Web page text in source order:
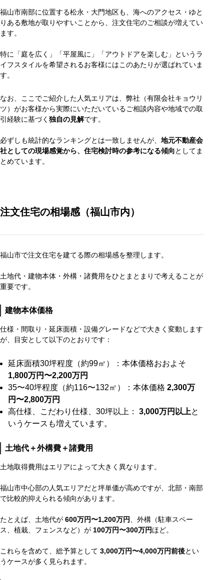
福山市南部に位置する松永・大門地区も、海へのアクセス・ゆと
りある敷地が取りやすいことから、注文住宅のご相談が増えてい
ます。
特に「庭を広く」「平屋風に」「アウトドアを楽しむ」というラ
イフスタイルを希望されるお客様にはこのあたりが選ばれていま
す。
なお、ここでご紹介した人気エリアは、弊社（有限会社キョウリ
ツ）がお客様から実際にいただいているご相談内容や地域での取
引経験に基づく 独自の見解です。
必ずしも統計的なランキングとは一致しませんが、 地元不動産会
社としての現場感覚から、住宅検討時の参考になる傾向としてま
とめています。
注文住宅の相場感（福山市内）
福山市で注文住宅を建てる際の相場感を整理します。
土地代・建物本体・外構・諸費用をひとまとまりで考えることが
重要です。
建物本体価格
仕様・間取り・延床面積・設備グレードなどで大きく変動します
が、目安として以下のとおりです：
延床面積30坪程度（約99㎡）：本体価格おおよそ
1,800万円〜2,200万円
35〜40坪程度（約116〜132㎡）：本体価格 2,300万
円〜2,800万円
高仕様、こだわり仕様、30坪以上： 3,000万円以上と
いうケースも増えています。
土地代＋外構費＋諸費用
土地取得費用はエリアによって大きく異なります。
福山市中心部の人気エリアだと坪単価が高めですが、北部・南部
で比較的抑えられる傾向があります。
たとえば、土地代が 600万円〜1,200万円
、外構（駐車スペー
ス、植栽、フェンスなど）が 100万円〜300万円ほど。
これらを含めて、総予算として 3,000万円〜4,000万円前後とい
うケースが多く見られます。